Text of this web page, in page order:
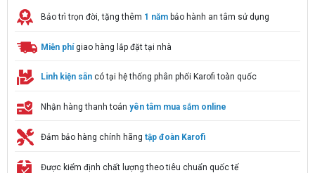
Bảo trì trọn đời, tặng thêm 1 năm bảo hành an tâm sử dụng
Miễn phígiao hàng lắp đặt tại nhà
Linh kiện sẵn có tại hệ thống phân phối Karofi toàn quốc
Nhận hàng thanh toán yên tâm mua sắm online
Đảm bảo hàng chính hãng tập đoàn Karofi
Được kiểm định chất lượng theo tiêu chuẩn quốc tế